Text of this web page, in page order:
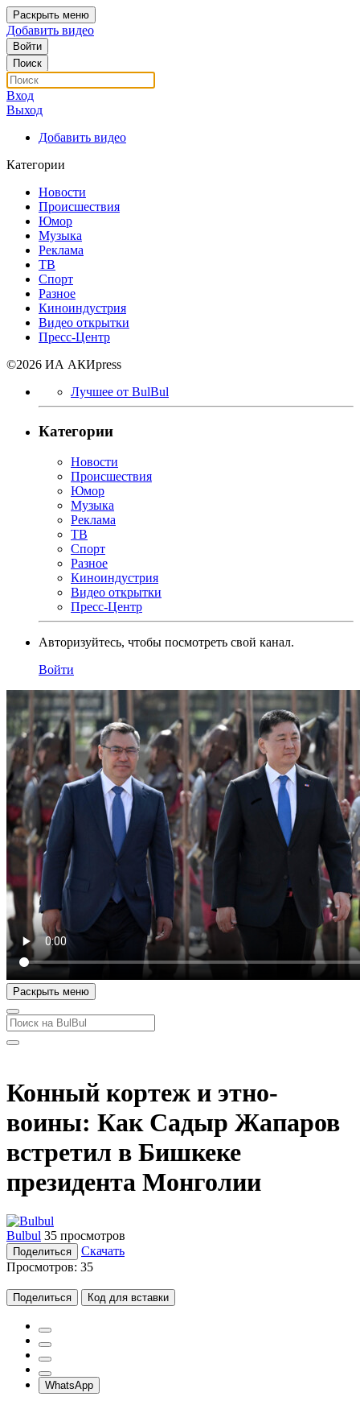
Раскрыть меню
Добавить видео
Войти
Поиск
Вход
Выход
Добавить видео
Категории
Новости
Происшествия
Юмор
Музыка
Реклама
ТВ
Спорт
Разное
Киноиндустрия
Видео открытки
Пресс-Центр
©2026 ИА АКИpress
Лучшее от BulBul
Категории
Новости
Происшествия
Юмор
Музыка
Реклама
ТВ
Спорт
Разное
Киноиндустрия
Видео открытки
Пресс-Центр
Авторизуйтесь, чтобы посмотреть свой канал.
Войти
Раскрыть меню
Конный кортеж и этно-
воины: Как Садыр Жапаров
встретил в Бишкеке
президента Монголии
Bulbul 35 просмотров
Поделиться
Скачать
Просмотров: 35
Поделиться Код для вставки
WhatsApp